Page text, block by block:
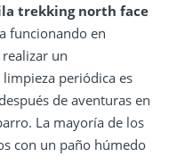
trekking north face
funcionando en
un
periódica es
de aventuras en
La mayoría de los
con un paño húmedo